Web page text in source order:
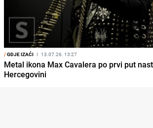
/GDJE IZAĆI I 13.07.26. 13:27
Metal ikona Max Cavalera po prvi put
Hercegovini